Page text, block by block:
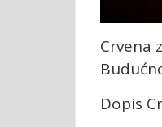
Crvena
Dopis